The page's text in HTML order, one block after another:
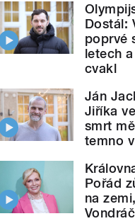
Dostál:
poprvé
letech
cvakl
Ján
Jiříka
smrt
temno
Pořád
na